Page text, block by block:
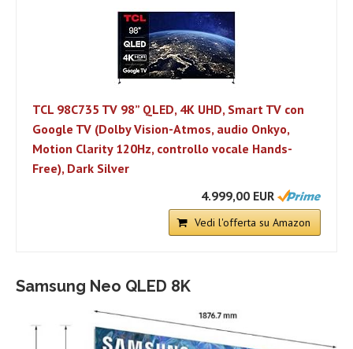
TCL 98C735 TV 98” QLED, 4K UHD, Smart TV con
Google TV (Dolby Vision-Atmos, audio Onkyo,
Motion Clarity 120Hz, controllo vocale Hands-
Free), Dark Silver
4.999,00 EUR
Vedi l'offerta su Amazon
Samsung Neo QLED 8K